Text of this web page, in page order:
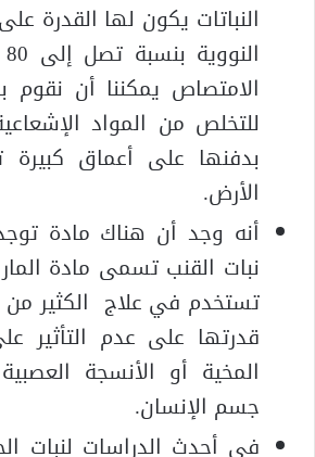
النباتات يكون لها القدرة
الامتصاص يمكننا أن نقوم
للتخلص من المواد
بدفنها على أعماق
الأرض.
أنه وجد أن هناك مادة
نبات القنب تسمى مادة
تستخدم في علاج الكثير
قدرتها على عدم التأثير
المخية أو الأنسجة
جسم الإنسان.
في أحدث الدراسات